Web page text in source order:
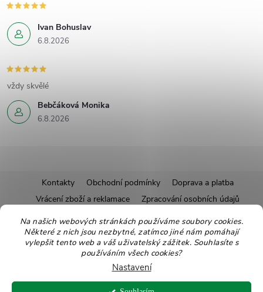
Na našich webových stránkách používáme soubory cookies.
Některé z nich jsou nezbytné, zatímco jiné nám pomáhají
vylepšit tento web a váš uživatelský zážitek. Souhlasíte s
používáním všech cookies?
Nastavení
Ivan Bohuslav
6.8.2026
Bebčáková Monika
6.8.2026
vždy skvělé
á
Kontakty Obchodní podmínky
Doprava a platba
Vrácení zboží a reklamace
Zpracování osobních údajů
Pravidla soutěží
Affiliate program
Recepty
Pro nové dodavatele
Ekologické balení Moje objednávka
Copyright 2026Zdravoslav. Všechna práva vyhrazena.Upravit nastavení